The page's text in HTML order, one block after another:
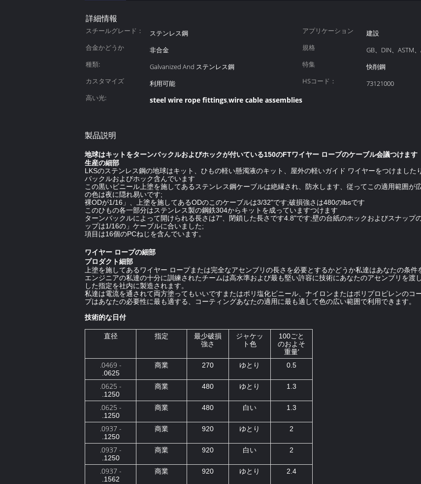
詳細情報
スチールグレード： ステンレス鋼 アプリケーション
建設
合金かどうか
非合金 規格
GB、DIN、ASTM
種類:
Galvanized And ステンレス鋼 特集
快削鋼
カスタマイズ
利用可能 HSコード：
73121000
高い光:
steel wire rope fittings,wire cable assemblies
製品説明
地球はキットをターンバックルおよびホックが付いている150のFTワイヤー ロープのケーブル会議つけます
生産の細部
LKSのステンレス鋼の地球はキット、ひもの軽い懸濁液のキット、屋外の軽いガイド ワイヤーをつけまし
バックルおよびホック含んでいます
この黒いビニール上塗を施してあるステンレス鋼ケーブルは絶縁され、防水します、従ってこの適用範囲
の色は夜に隠れ易いです;
裸ODが1/16」、上塗を施してあるODのこのケーブルは3/32"です;破損強さは480のlbsです
このひもの各一部分はステンレス製の鋼鉄304からキットを成っていますつけます
ターンバックルによって開けられる長さは7"、閉鎖した長さです4.8"です;壁の台紙のホックおよびスナップ
ップは1/16の」ケーブルに合いました;
項目は16個のPCねじを含んでいます。
ワイヤー ロープの細部
プロダクト細部
上塗を施してあるワイヤー ロープまたは完全なアセンブリの長さを必要とするかどうか私達はあなたの条件
エンジニアの私達の十分に訓練されたチームは高水準および最も堅い許容に技術にあなたのアセンブリを渡
した指定を社内に製造されます。
私達は電流を通されて両方塗ってもいいですまたはポリ塩化ビニール、ナイロンまたはポリプロピレンのコ
プはあなたの必要性に最も適する、コーティングあなたの適用に最も適して色の広い範囲で利用できます。
技術的な日付
直径 指定
最少破損
強さ
ジャケッ
ト色
100ごと
のおよそ
重量'
.0469 -
.0625
商業 270 ゆとり 0.5
.0625 -
.1250
商業 480 ゆとり 1.3
.0625 -
.1250
商業 480 白い 1.3
.0937 -
.1250
商業 920 ゆとり 2
.0937 -
.1250
商業 920 白い 2
.0937 -
.1562
商業 920 ゆとり 2.4